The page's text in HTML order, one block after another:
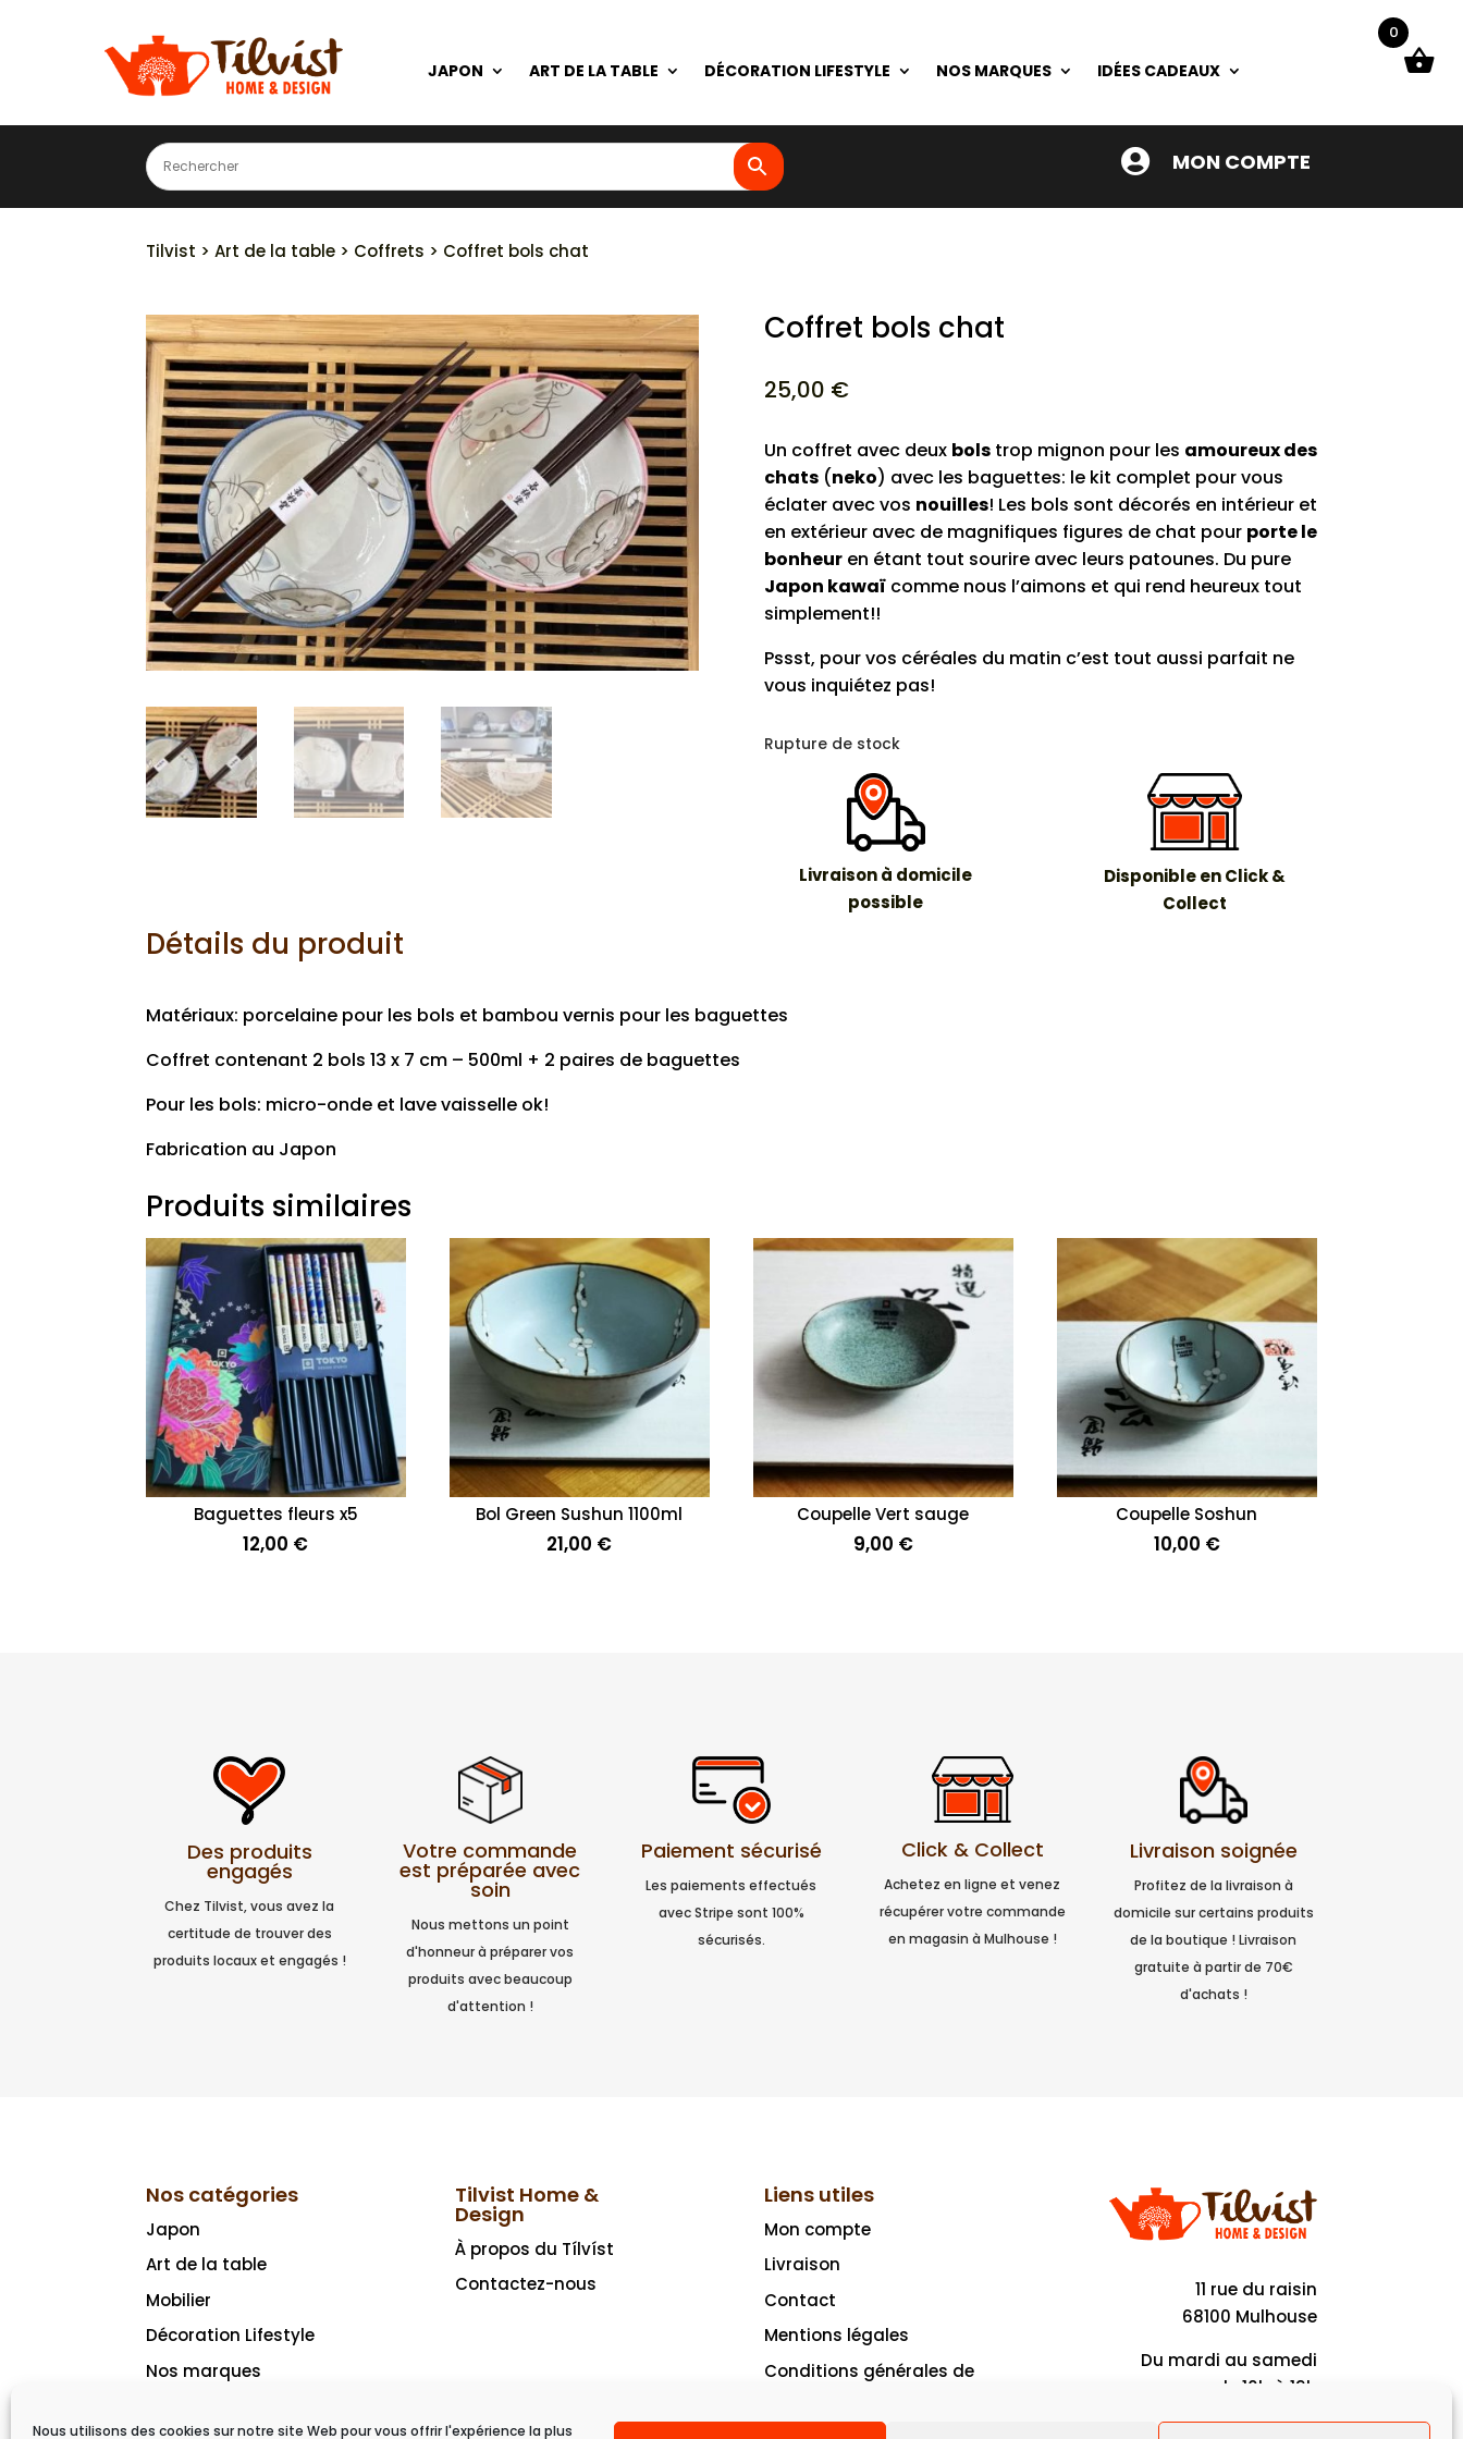
Nous utilisons des cookies sur notre site Web pour vous offrir l'expérience la plus
JAPON ART DE LA TABLE DÉCORATION LIFESTYLE NOS MARQUES IDÉES CADEAUX
 MON COMPTE
Tilvist >Art de la table > Coffrets > Coffret bols chat
Coffret bols chat
25,00 €
Un coffret avec deux bolstrop mignon pour les amoureux des
chats(neko) avec les baguettes: le kit complet pour vous
éclater avec vos nouilles! Les bols sont décorés en intérieur et
en extérieur avec de magnifiques figures de chat pour porte le
bonheuren étant tout sourire avec leurs patounes. Du pure
Japon kawaïcomme nous l’aimons et qui rend heureux tout
simplement!!
Pssst, pour vos céréales du matin c’est tout aussi parfait ne
vous inquiétez pas!
Rupture de stock
Livraison à domicile
possible
Disponible en Click &
Collect
Détails du produit
Matériaux: porcelaine pour les bols et bambou vernis pour les baguettes
Coffret contenant 2 bols 13 x 7 cm – 500ml + 2 paires de baguettes
Pour les bols: micro-onde et lave vaisselle ok!
Fabrication au Japon
Produits similaires
Baguettes fleurs x5
12,00 €
Bol Green Sushun 1100ml
21,00 €
Coupelle Vert sauge
9,00 €
Coupelle Soshun
10,00 €
Des produits
engagés
Chez Tilvist, vous avez la
certitude de trouver des
produits locaux et engagés !
Votre commande
est préparée avec
soin
Nous mettons un point
d'honneur à préparer vos
produits avec beaucoup
d'attention !
Paiement sécurisé
Les paiements effectués
avec Stripe sont 100%
sécurisés.
Click & Collect
Achetez en ligne et venez
récupérer votre commande
en magasin à Mulhouse !
Livraison soignée
Profitez de la livraison à
domicile sur certains produits
de la boutique ! Livraison
gratuite à partir de 70€
d'achats !
Nos catégories
Japon
Art de la table
Mobilier
Décoration Lifestyle
Nos marques
Tilvist Home &
Design
À propos du Tílvíst
Contactez-nous
Liens utiles
Mon compte
Livraison
Contact
Mentions légales
Conditions générales de
11 rue du raisin
68100 Mulhouse
Du mardi au samedi
de 10h à 19h
0